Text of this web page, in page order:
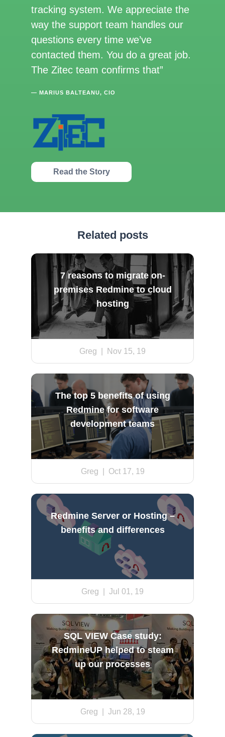
tracking system. We appreciate the
way the support team handles our
questions every time we’ve
contacted them. You do a great job.
The Zitec team confirms that
— MARIUS BALTEANU, CIO
Read the Story
Related posts
7 reasons to migrate on-
premises Redmine to cloud
hosting
Greg | Nov 15, 19
The top 5 benefits of using
Redmine for software
development teams
Greg | Oct 17, 19
Redmine Server or Hosting –
benefits and differences
Greg | Jul 01, 19
SQL VIEW Case study:
RedmineUP helped to steam
up our processes
Greg | Jun 28, 19